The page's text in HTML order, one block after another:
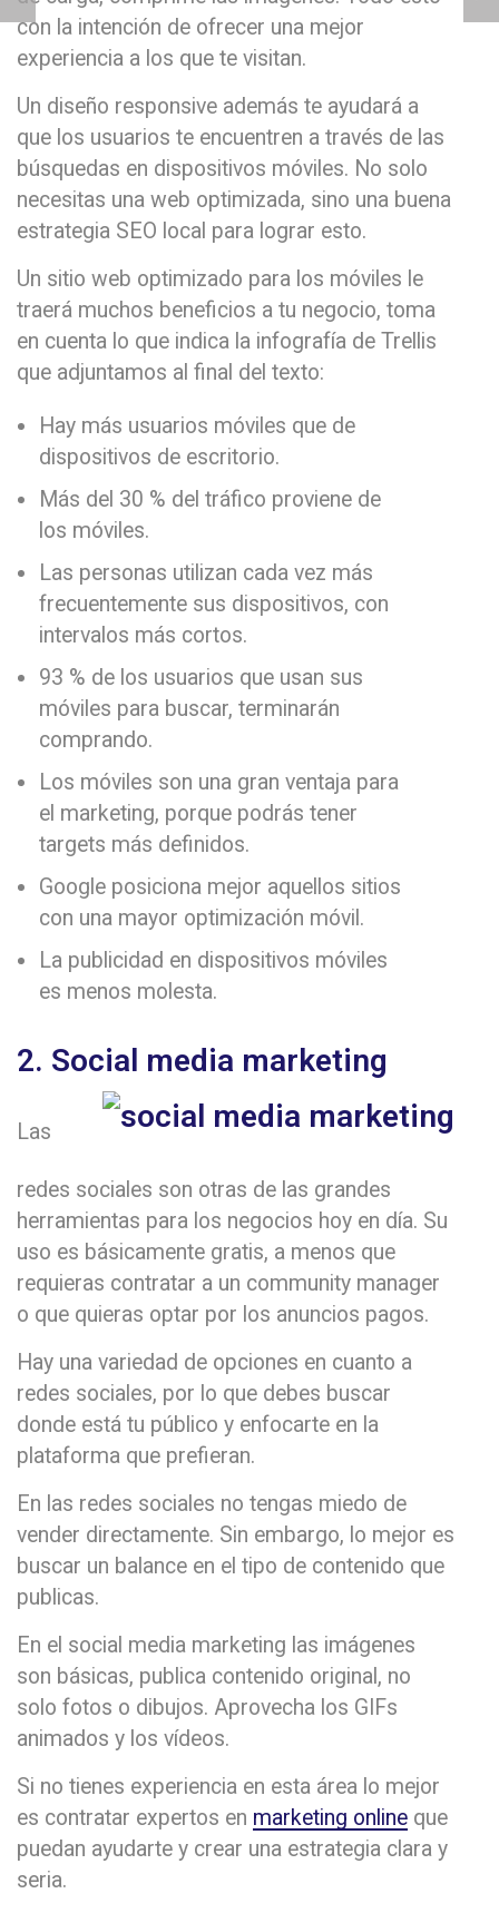
con la intención de ofrecer una mejor
experiencia a los que te visitan.
Un diseño responsive además te ayudará a
que los usuarios te encuentren a través de las
búsquedas en dispositivos móviles. No solo
necesitas una web optimizada, sino una buena
estrategia SEO local para lograr esto.
Un sitio web optimizado para los móviles le
traerá muchos beneficios a tu negocio, toma
en cuenta lo que indica la infografía de Trellis
que adjuntamos al final del texto:
Hay más usuarios móviles que de
dispositivos de escritorio.
Más del 30 % del tráfico proviene de
los móviles.
Las personas utilizan cada vez más
frecuentemente sus dispositivos, con
intervalos más cortos.
93 % de los usuarios que usan sus
móviles para buscar, terminarán
comprando.
Los móviles son una gran ventaja para
el marketing, porque podrás tener
targets más definidos.
Google posiciona mejor aquellos sitios
con una mayor optimización móvil.
La publicidad en dispositivos móviles
es menos molesta.
2. Social media marketing
Las
redes sociales son otras de las grandes
herramientas para los negocios hoy en día. Su
uso es básicamente gratis, a menos que
requieras contratar a un community manager
o que quieras optar por los anuncios pagos.
Hay una variedad de opciones en cuanto a
redes sociales, por lo que debes buscar
donde está tu público y enfocarte en la
plataforma que prefieran.
En las redes sociales no tengas miedo de
vender directamente. Sin embargo, lo mejor es
buscar un balance en el tipo de contenido que
publicas.
En el social media marketing las imágenes
son básicas, publica contenido original, no
solo fotos o dibujos. Aprovecha los GIFs
animados y los vídeos.
Si no tienes experiencia en esta área lo mejor
es contratar expertos en marketing online que
puedan ayudarte y crear una estrategia clara y
seria.